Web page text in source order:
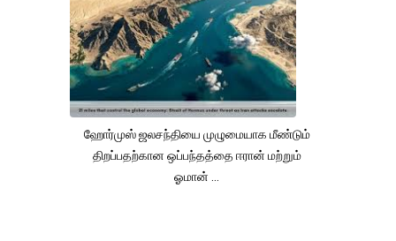
ஹோர்முஸ் ஜலசந்தியை முழுமையாக மீண்டும்
திறப்பதற்கான ஒப்பந்தத்தை ஈரான் மற்றும்
ஓமான் ...